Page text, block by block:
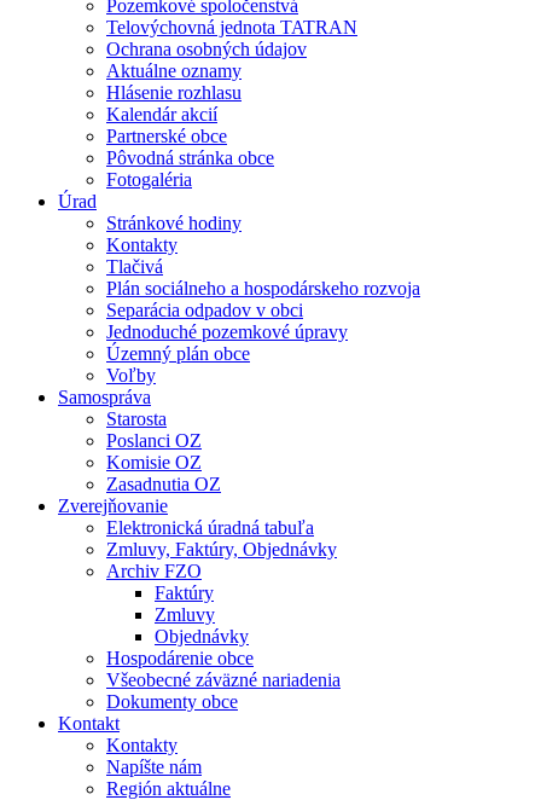
Pozemkové spoločenstvá
Telovýchovná jednota TATRAN
Ochrana osobných údajov
Aktuálne oznamy
Hlásenie rozhlasu
Kalendár akcií
Partnerské obce
Pôvodná stránka obce
Fotogaléria
Úrad
Stránkové hodiny
Kontakty
Tlačivá
Plán sociálneho a hospodárskeho rozvoja
Separácia odpadov v obci
Jednoduché pozemkové úpravy
Územný plán obce
Voľby
Samospráva
Starosta
Poslanci OZ
Komisie OZ
Zasadnutia OZ
Zverejňovanie
Elektronická úradná tabuľa
Zmluvy, Faktúry, Objednávky
Archiv FZO
Faktúry
Zmluvy
Objednávky
Hospodárenie obce
Všeobecné záväzné nariadenia
Dokumenty obce
Kontakt
Kontakty
Napíšte nám
Región aktuálne